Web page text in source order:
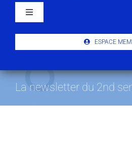
Navigation
bascule
ACTUALITÉS
PUBLICATIONS
ESPACE
La newsletter du 2nd